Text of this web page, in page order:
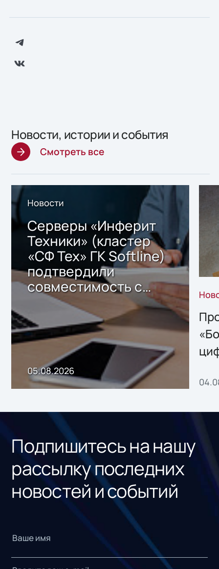
Новости, истории и события
Смотреть все
Новости
Серверы «Инферит
Техники» (кластер
«СФ Тех» ГК Softline)
подтвердили
совместимость с
решением Sharx
Storage 2.x для
хранения данных
05.08.2026
Подпишитесь на нашу
рассылку последних
новостей и событий